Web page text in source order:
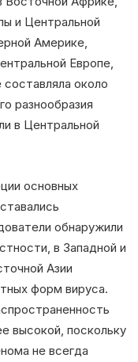
и Центральной
Америке,
Европе,
около
разнообразия
в Центральной
основных
обнаружили
в Западной и
Азии
форм вируса.
высокой, поскольку
не всегда